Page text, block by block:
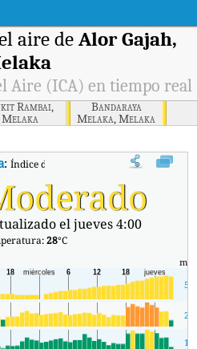
aire de Alor Gajah,
Aire (ICA) en tiempo real
Rambai,
Melaka
Bandaraya
Melaka, Melaka
:Índice de la Calidad del Aire (ICA) de
el jueves 4:00
28°C
52
21
10